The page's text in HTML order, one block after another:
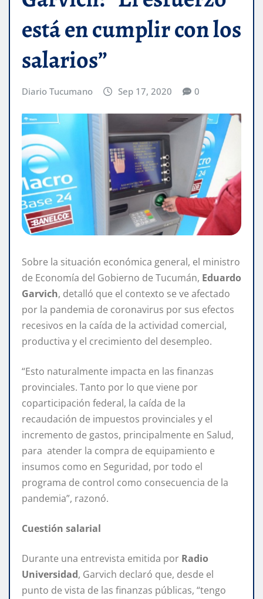
está en cumplir con los
salarios”
Diario Tucumano Sep 17, 2020 0
Sobre la situación económica general, el ministro
de Economía del Gobierno de Tucumán, Eduardo
Garvich, detalló que el contexto se ve afectado
por la pandemia de coronavirus por sus efectos
recesivos en la caída de la actividad comercial,
productiva y el crecimiento del desempleo.
“Esto naturalmente impacta en las finanzas
provinciales. Tanto por lo que viene por
coparticipación federal, la caída de la
recaudación de impuestos provinciales y el
incremento de gastos, principalmente en Salud,
para atender la compra de equipamiento e
insumos como en Seguridad, por todo el
programa de control como consecuencia de la
pandemia”, razonó.
Cuestión salarial
Durante una entrevista emitida por Radio
Universidad, Garvich declaró que, desde el
punto de vista de las finanzas públicas, “tengo